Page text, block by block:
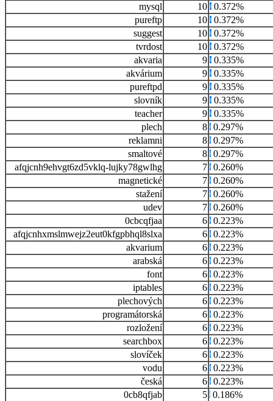
mysql
10
0.372%
pureftp
10
0.372%
suggest
10
0.372%
tvrdost
10
0.372%
akvaria
9
0.335%
akvárium
9
0.335%
pureftpd
9
0.335%
slovník
9
0.335%
teacher
9
0.335%
plech
8 0.297%
reklamni
8 0.297%
smaltové
8 0.297%
afqjcnh9ehvgt6zd5vklq-lujky78gwlhg
7 0.260%
magnetické
7 0.260%
stažení
7 0.260%
udev
7 0.260%
0cbcqfjaa
6 0.223%
afqjcnhxmslmwejz2eut0kfgpbhql8slxa
6 0.223%
akvarium
6 0.223%
arabská
6 0.223%
font
6 0.223%
iptables
6 0.223%
plechových
6 0.223%
programátorská
6 0.223%
rozložení
6 0.223%
searchbox
6 0.223%
slovíček
6 0.223%
vodu
6 0.223%
česká
6 0.223%
0cb8qfjab
5 0.186%